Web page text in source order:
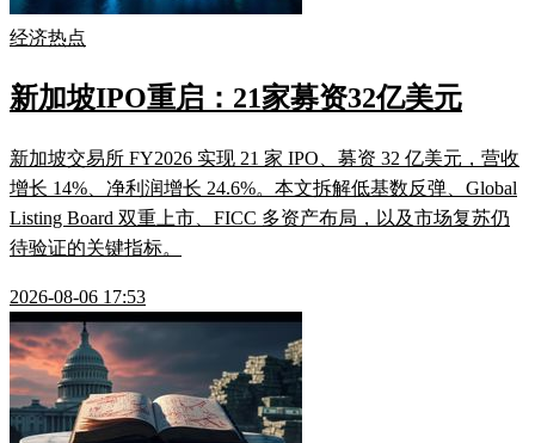
经济热点
新加坡IPO重启：21家募资32亿美元
新加坡交易所 FY2026 实现 21 家 IPO、募资 32 亿美元，营收
增长 14%、净利润增长 24.6%。本文拆解低基数反弹、Global
Listing Board 双重上市、FICC 多资产布局，以及市场复苏仍
待验证的关键指标。
2026-08-06 17:53